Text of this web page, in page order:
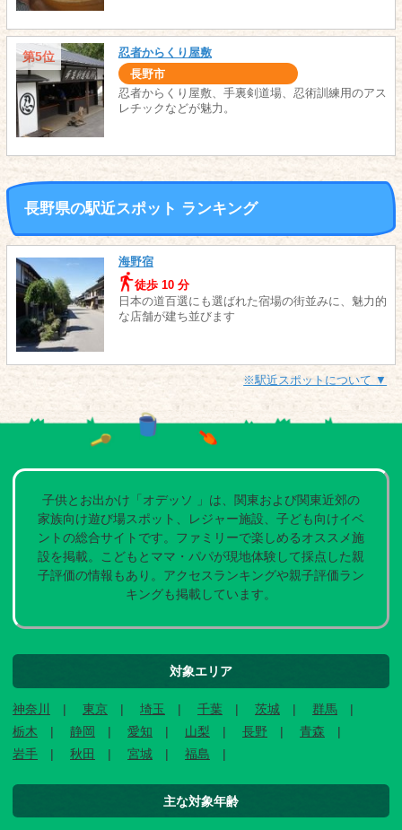
第5位 忍者からくり屋敷
長野市
忍者からくり屋敷、手裏剣道場、忍術訓練用のアス
レチックなどが魅力。
長野県の駅近スポット ランキング
海野宿
徒歩 10 分
日本の道百選にも選ばれた宿場の街並みに、魅力的
な店舗が建ち並びます
※駅近スポットについて ▼
子供とお出かけ「オデッソ 」は、関東および関東近郊の
家族向け遊び場スポット、レジャー施設、子ども向けイベ
ントの総合サイトです。ファミリーで楽しめるオススメ施
設を掲載。こどもとママ・パパが現地体験して採点した親
子評価の情報もあり。アクセスランキングや親子評価ラン
キングも掲載しています。
対象エリア
神奈川 東京 埼玉 千葉 茨城
群馬
栃木
静岡 愛知 山梨 長野
青森
岩手
秋田 宮城 福島
主な対象年齢